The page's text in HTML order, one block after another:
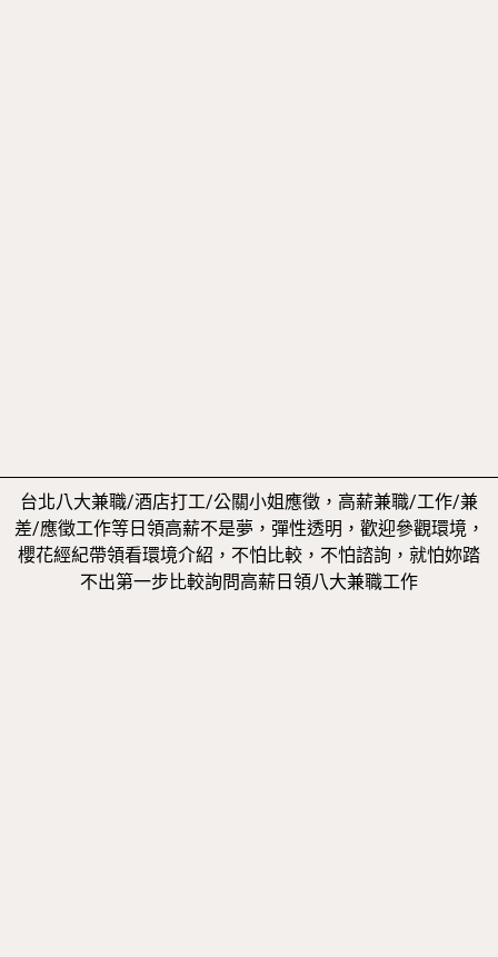
台北八大兼職/酒店打工/公關小姐應徵，高薪兼職/工作/兼
差/應徵工作等日領高薪不是夢，彈性透明，歡迎參觀環境，
櫻花經紀帶領看環境介紹，不怕比較，不怕諮詢，就怕妳踏
不出第一步比較詢問高薪日領八大兼職工作